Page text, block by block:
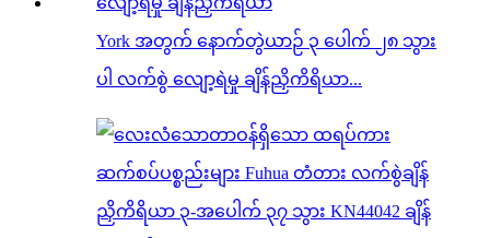
York အတွက် နောက်တွဲယာဉ် ၃ ပေါက် ၂၈ သွား
ပါ လက်စွဲ လျော့ရဲမှု ချိန်ညှိကိရိယာ...